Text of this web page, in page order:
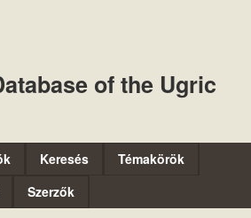
of the Ugric
Keresés
Témakörök
Szerzők